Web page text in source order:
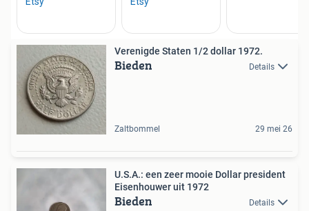
Verenigde Staten 1/2 dollar 1972.
Bieden Details
Zaltbommel 29 mei 26
U.S.A.: een zeer mooie Dollar president
Eisenhouwer uit 1972
Bieden Details